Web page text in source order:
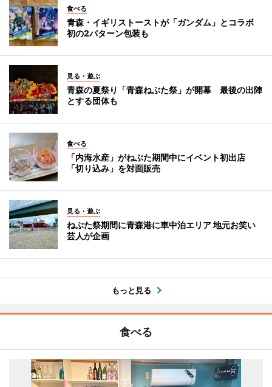
食べる
青森・イギリストーストが「ガンダム」とコラボ
初の2パターン包装も
見る・遊ぶ
青森の夏祭り「青森ねぶた祭」が開幕 最後の出陣
とする団体も
食べる
「内海水産」がねぶた期間中にイベント初出店
「切り込み」を対面販売
見る・遊ぶ
ねぶた祭期間に青森港に車中泊エリア 地元お笑い
芸人が企画
もっと見る
食べる